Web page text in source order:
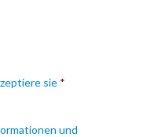
sie *
und